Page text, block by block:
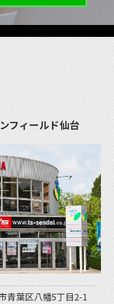
フィールド仙台
青葉区八幡5丁目2-1